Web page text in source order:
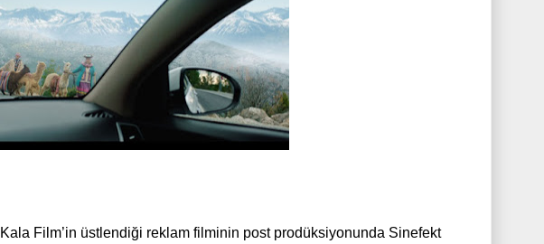
Kala Film’in üstlendiği reklam filminin post prodüksiyonunda Sinefekt